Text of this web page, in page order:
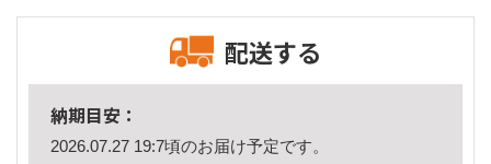
配送する
納期目安：
2026.07.27 19:7頃のお届け予定です。